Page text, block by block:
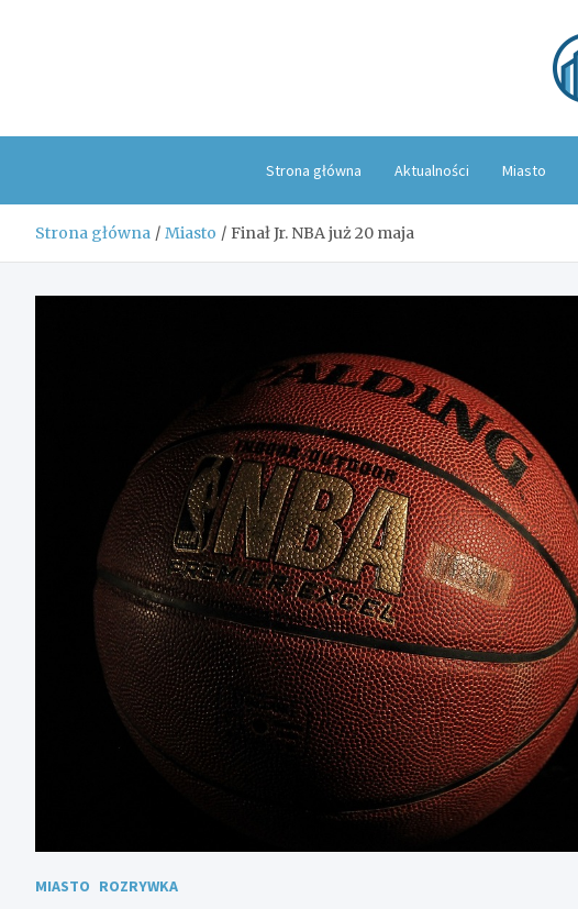
Strona główna Aktualności Miasto
Strona główna Miasto Finał Jr. NBA już 20 maja
MIASTO ROZRYWKA